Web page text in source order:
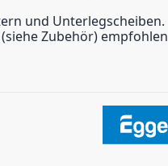
und Unterlegscheiben.
Zubehör) empfohlen